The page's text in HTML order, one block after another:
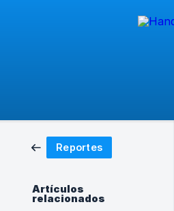
Reportes
Artículos
relacionados